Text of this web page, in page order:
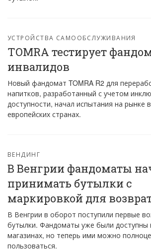
УСТРОЙСТВА САМООБСЛУЖИВАНИЯ
TOMRA тестирует
инвалидов
Новый фандомат TOMRA R2 для
напитков, разработанный с учетом
доступности, начал испытания на рынке
европейских странах.
ВЕНДИНГ
В Венгрии фандоматы
принимать бутылки с
маркировкой для
В Венгрии в оборот поступили первые
бутылки. Фандоматы уже были доступны
магазинах, но теперь ими можно
пользоваться.